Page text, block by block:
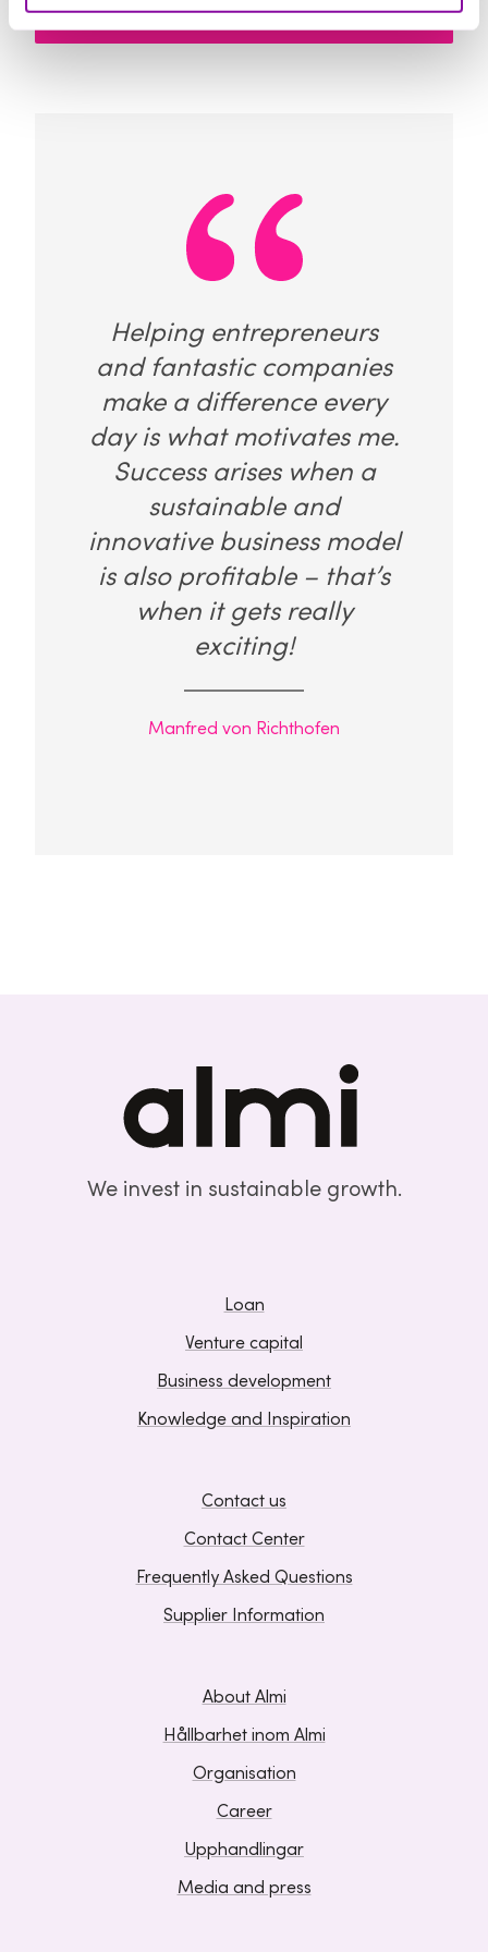
Helping entrepreneurs
and fantastic companies
make a difference every
day is what motivates me.
Success arises when a
sustainable and
innovative business model
is also profitable – that’s
when it gets really
exciting!
Manfred von Richthofen
We invest in sustainable growth.
Loan
Venture capital
Business development
Knowledge and Inspiration
Contact us
Contact Center
Frequently Asked Questions
Supplier Information
About Almi
Hållbarhet inom Almi
Organisation
Career
Upphandlingar
Media and press